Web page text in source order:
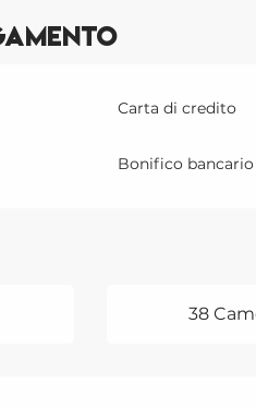
Carta di credito
Bonifico bancario
38